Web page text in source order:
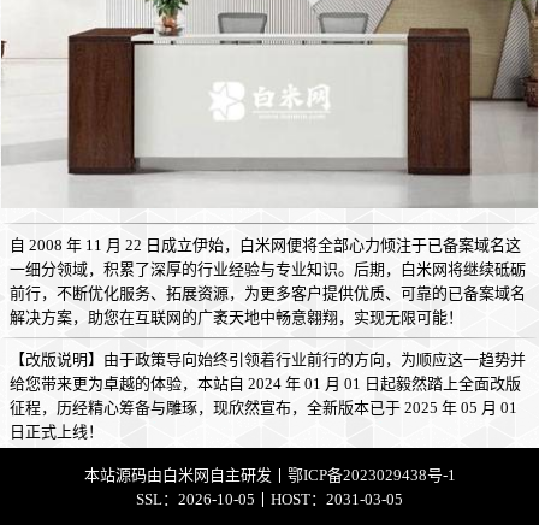
自 2008 年 11 月 22 日成立伊始，白米网便将全部心力倾注于已备案域名这
一细分领域，积累了深厚的行业经验与专业知识。后期，白米网将继续砥砺
前行，不断优化服务、拓展资源，为更多客户提供优质、可靠的已备案域名
解决方案，助您在互联网的广袤天地中畅意翱翔，实现无限可能！
【改版说明】由于政策导向始终引领着行业前行的方向，为顺应这一趋势并
给您带来更为卓越的体验，本站自 2024 年 01 月 01 日起毅然踏上全面改版
征程，历经精心筹备与雕琢，现欣然宣布，全新版本已于 2025 年 05 月 01
日正式上线！
本站源码由白米网 自主研发丨 鄂ICP备2023029438号-1
SSL：2026-10-05丨HOST：2031-03-05